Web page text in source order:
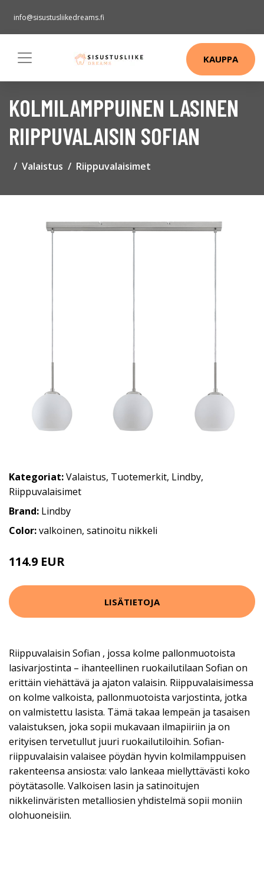
info@sisustusliikedreams.fi
KAUPPA
KOLMILAMPPUINEN LASINEN
RIIPPUVALAISIN SOFIAN
Valaistus Riippuvalaisimet
Kategoriat:Valaistus, Tuotemerkit, Lindby,
Riippuvalaisimet
Brand: Lindby
Color:valkoinen, satinoitu nikkeli
114.9 EUR
LISÄTIETOJA
Riippuvalaisin Sofian , jossa kolme pallonmuotoista
lasivarjostinta – ihanteellinen ruokailutilaan Sofian on
erittäin viehättävä ja ajaton valaisin. Riippuvalaisimessa
on kolme valkoista, pallonmuotoista varjostinta, jotka
on valmistettu lasista. Tämä takaa lempeän ja tasaisen
valaistuksen, joka sopii mukavaan ilmapiiriin ja on
erityisen tervetullut juuri ruokailutiloihin. Sofian-
riippuvalaisin valaisee pöydän hyvin kolmilamppuisen
rakenteensa ansiosta: valo lankeaa miellyttävästi koko
pöytätasolle. Valkoisen lasin ja satinoitujen
nikkelinväristen metalliosien yhdistelmä sopii moniin
olohuoneisiin.